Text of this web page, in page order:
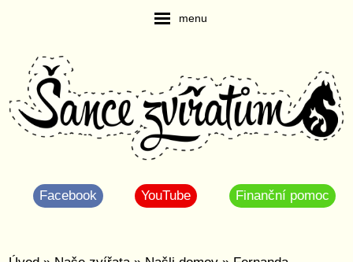
menu
Facebook YouTube Finanční pomoc